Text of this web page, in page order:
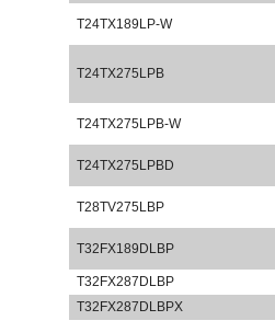
T24TX189LP-W
T24TX275LPB
T24TX275LPB-W
T24TX275LPBD
T28TV275LBP
T32FX189DLBP
T32FX287DLBP
T32FX287DLBPX